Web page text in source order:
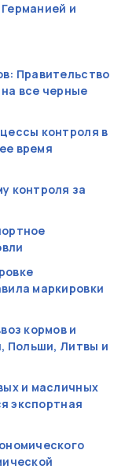
и
Правительство
все черные
контроля в
время
контроля за
маркировки
кормов и
Польши, Литвы и
и масличных
экспортная